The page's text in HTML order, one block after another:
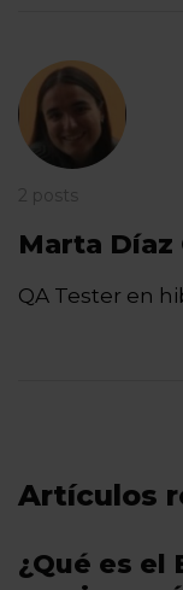
2 posts
Marta Díaz
QA Tester en
Artículos
¿Qué es el